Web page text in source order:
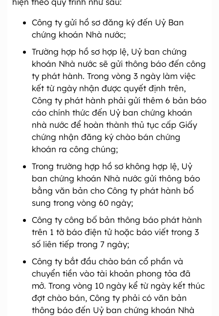
Công ty gửi hồ sơ đăng ký đến Uỷ Ban
chứng khoán Nhà nước;
Trường hợp hồ sơ hợp lệ, Uỷ ban chứng
khoán Nhà nước sẽ gửi thông báo đến công
ty phát hành. Trong vòng 3 ngày làm việc
kết từ ngày nhận được quyết định trên,
Công ty phát hành phải gửi thêm 6 bản báo
cáo chính thức đến Uỷ ban chứng khoán
nhà nước để hoàn thành thủ tục cấp Giấy
chứng nhận đăng ký chào bán chứng
khoán ra công chúng;
Trong trường hợp hồ sơ không hợp lệ, Uỷ
ban chứng khoán Nhà nước gửi thông báo
bằng văn bản cho Công ty phát hành bổ
sung trong vòng 60 ngày;
Công ty công bố bản thông báo phát hành
trên 1 tờ báo điện tử hoặc báo viết trong 3
số liên tiếp trong 7 ngày;
Công ty bắt đầu chào bán cổ phần và
chuyển tiền vào tài khoản phong tỏa đã
mở. Trong vòng 10 ngày kể từ ngày kết thúc
đợt chào bán, Công ty phải có văn bản
thông báo đến Uỷ ban chứng khoán Nhà